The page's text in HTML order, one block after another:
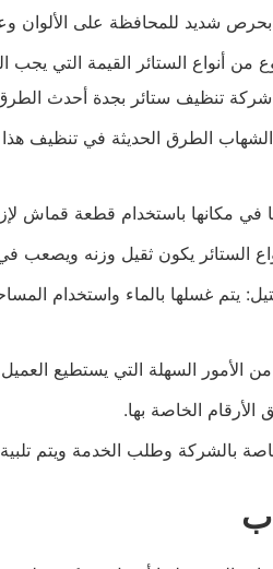
بحرص شديد للمحافظة على الألوان
من أنواع الستائر القيمة التي
شركة تنظيف ستائر بجدة أحدث
الطرق الحديثة في تنظيف
في مكانها باستخدام قطعة قماش
الستائر يكون ثقيل وزنه ويصعب في
يتم غسلها بالماء واستخدام
الأمور السهلة التي يستطيع
الخاصة بها.
بالشركة وطلب الخدمة ويتم